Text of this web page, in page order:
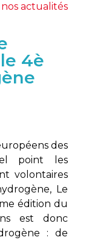
actualités
4è
des
point les
volontaires
Le
édition du
est donc
: de